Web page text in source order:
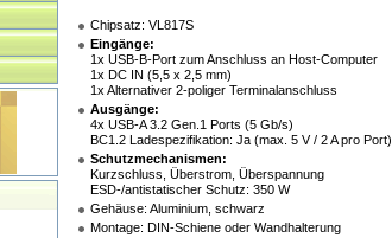
Chipsatz: VL817S
Eingänge:
1x USB-B-Port zum Anschluss an Host-Computer
1x DC IN (5,5 x 2,5 mm)
1x Alternativer 2-poliger Terminalanschluss
Ausgänge:
4x USB-A 3.2 Gen.1 Ports (5 Gb/s)
BC1.2 Ladespezifikation: Ja (max. 5 V / 2 A pro Port)
Schutzmechanismen:
Kurzschluss, Überstrom, Überspannung
ESD-/antistatischer Schutz: 350 W
Gehäuse: Aluminium, schwarz
Montage: DIN-Schiene oder Wandhalterung